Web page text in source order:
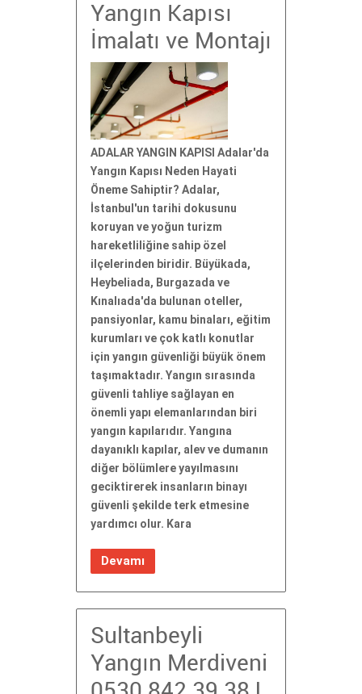
Yangın Kapısı
İmalatı ve Montajı
ADALAR YANGIN KAPISI Adalar'da
Yangın Kapısı Neden Hayati
Öneme Sahiptir? Adalar,
İstanbul'un tarihi dokusunu
koruyan ve yoğun turizm
hareketliliğine sahip özel
ilçelerinden biridir. Büyükada,
Heybeliada, Burgazada ve
Kınalıada'da bulunan oteller,
pansiyonlar, kamu binaları, eğitim
kurumları ve çok katlı konutlar
için yangın güvenliği büyük önem
taşımaktadır. Yangın sırasında
güvenli tahliye sağlayan en
önemli yapı elemanlarından biri
yangın kapılarıdır. Yangına
dayanıklı kapılar, alev ve dumanın
diğer bölümlere yayılmasını
geciktirerek insanların binayı
güvenli şekilde terk etmesine
yardımcı olur. Kara
Devamı
Sultanbeyli
Yangın Merdiveni